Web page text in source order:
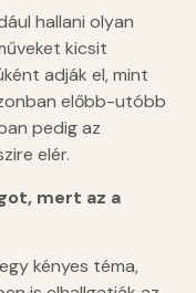
hallani olyan
kicsit
adják el, mint
előbb-utóbb
pedig az
elér.
mert az a
kényes téma,